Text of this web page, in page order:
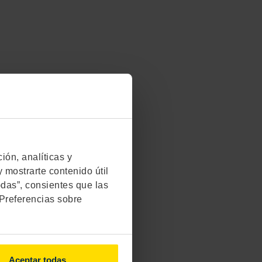
analíticas y
contenido útil
consientes que las
sobre
Aceptar todas